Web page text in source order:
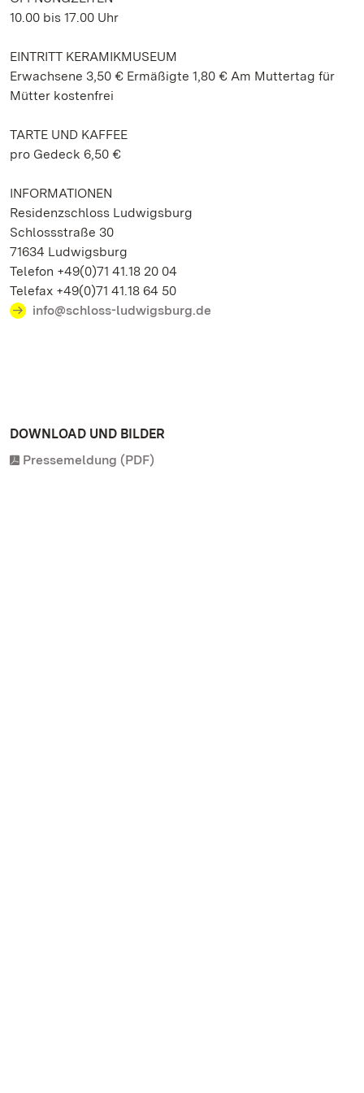
10.00 bis 17.00 Uhr
EINTRITT KERAMIKMUSEUM
Erwachsene 3,50 € Ermäßigte 1,80 € Am Muttertag für
Mütter kostenfrei
TARTE UND KAFFEE
pro Gedeck 6,50 €
INFORMATIONEN
Residenzschloss Ludwigsburg
Schlossstraße 30
71634 Ludwigsburg
Telefon +49(0)71 41.18 20 04
Telefax +49(0)71 41.18 64 50
info@schloss-ludwigsburg.de
DOWNLOAD UND BILDER
Pressemeldung (PDF)